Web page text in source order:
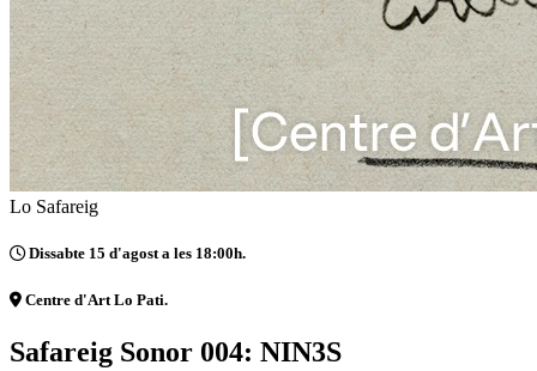
Lo Safareig
Dissabte 15 d'agost a les 18:00h.
Centre d'Art Lo Pati.
Safareig Sonor 004: NIN3S